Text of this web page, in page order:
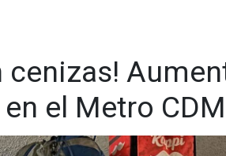
cenizas!
el Metro